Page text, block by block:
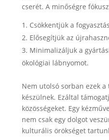
cserét. A minőségre
Csökkentjük a
Elősegítjük az
Minimalizáljuk a
ökológiai lábnyomot.
Nem utolsó sorban ezek
készülnek. Ezáltal
közösségeket. Egy
nem csak egy dolgot
kulturális örökséget